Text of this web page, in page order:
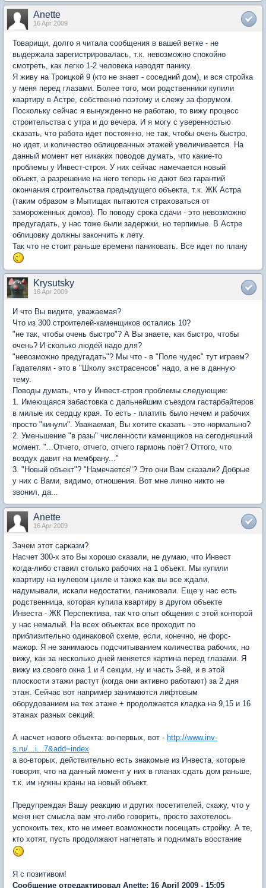
Anette
16 Apr 2009
Товарищи, долго я читала сообщения в вашей ветке - не
выдержала зарегистрировалась, т.к. невозможно спокойно
смотреть, как легко 1-2 человека наводят панику.
Я живу на Троицкой 9 (кто не знает - соседний дом), и вся стройка
у меня перед глазами. Более того, мои родственники купили
квартиру в Астре, собственно поэтому и слежу за форумом.
Поскольку сейчас я вынужденно не работаю, то вижу процесс
строительства с утра и до вечера. И я могу с уверенностью
сказать, что работа идет постоянно, не так, чтобы очень быстро,
но идет, и количество облицованных этажей увеличивается. На
данный момент нет никаких поводов думать, что какие-то
проблемы у Инвест-строя. У них сейчас намечается новый
объект, а разрешение на него теперь не дают без гарантий
окончания строительства предыдущего объекта, т.к. ЖК Астра
(таким образом в Мытищах пытаются страховаться от
замороженных домов). По поводу срока сдачи - это невозможно
предугадать, у нас тоже были задержки, но терпимые. В Астре
облицовку должны закончить к лету.
Так что не стоит раньше времени паниковать. Все идет по плану
Krysutsky
16 Apr 2009
И что Вы видите, уважаемая?
Что из 300 строителей-каменщиков остались 10?
"не так, чтобы очень быстро"? А Вы знаете, как быстро, чтобы
очень? И сколько людей надо для?
"невозможно предугадать"? Мы что - в "Поле чудес" тут играем?
Гадателям - это в "Школу экстрасенсов" надо, а не в данную
тему.
Поводы думать, что у Инвест-строя проблемы следующие:
1. Имеющаяся забастовка с дальнейшим съездом гастарбайтеров
в милые их сердцу края. То есть - платить было нечем и рабочих
просто "кинули". Уважаемая, Вы хотите сказать - это нормально?
2. Уменьшение "в разы" численности каменщиков на сегодняшний
момент. "...Отчего, отчего, отчего гармонь поёт? Оттого, что
воздух давит на мембрану..."
3. "Новый объект"? "Намечается"? Это они Вам сказали? Добрые
у них с Вами, видимо, отношения. Вот мне лично никто не
звонил, да...
Anette
16 Apr 2009
Зачем этот сарказм?
Насчет 300-х это Вы хорошо сказали, не думаю, что Инвест
когда-либо ставил столько рабочих на 1 объект. Мы купили
квартиру на нулевом цикле и также как вы все ждали,
надумывали, искали недостатки, паниковали. Еще у нас есть
родственница, которая купила квартиру в другом объекте
Инвеста - ЖК Перспектива, так что опыт общения с этой конторой
у нас немалый. На всех объектах все проходит по
приблизительно одинаковой схеме, если, конечно, не форс-
мажор. Я не занимаюсь подсчитыванием количества рабочих, но
вижу, как за несколько дней меняется картина перед глазами. Я
вижу из своего окна 1 и 4 секции, ну и часть 3-ей, и в этой
плоскости этажи растут (когда они активно работают) за 2 дня
этаж. Сейчас вот например занимаются лифтовым
оборудованием на тех этаже + продолжается кладка на 9,15 и 16
этажах разных секций.
А насчет нового объекта: во-первых, вот - http://www.inv-
s.ru/...i...7&add=index
а во-вторых, действительно есть знакомые из Инвеста, которые
говорят, что на данный момент у них в планах сдать дом раньше,
т.к. им нужны краны на новый объект.
Предупреждая Вашу реакцию и других посетителей, скажу, что у
меня нет смысла вам что-либо говорить, просто захотелось
успокоить тех, кто не имеет возможности посещать стройку. А те,
кто хотят, пусть продолжают нагнетать и поднимать восстание
Я с позитивом!
Сообщение отредактировал Anette: 16 April 2009 - 15:05